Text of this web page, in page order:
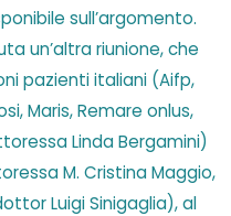
sull’argomento.
un’altra riunione, che
pazienti italiani (Aifp,
Maris, Remare onlus,
Linda Bergamini)
M. Cristina Maggio,
Luigi Sinigaglia), al